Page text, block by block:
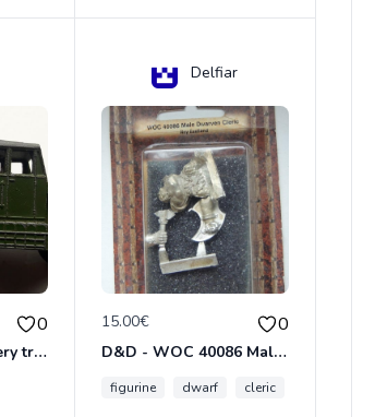
0
meccano ltd recovery tractor N°661
Delfiar
15.00€ 0
D&D - WOC 40086 Male Dwarven Cleric Miniature - Donjons Dragons
figurine dwarf cleric